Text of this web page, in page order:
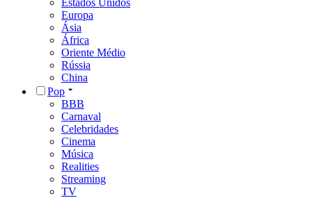
Europa
Ásia
África
Oriente Médio
Rússia
China
Pop
BBB
Carnaval
Celebridades
Cinema
Música
Realities
Streaming
TV